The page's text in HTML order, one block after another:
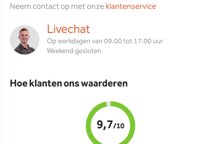
Neem contact op met onzeklantenservice
Livechat
Op werkdagen van 09.00 tot 17.00 uur
Weekend gesloten
Hoe klanten ons waarderen
9,7/10